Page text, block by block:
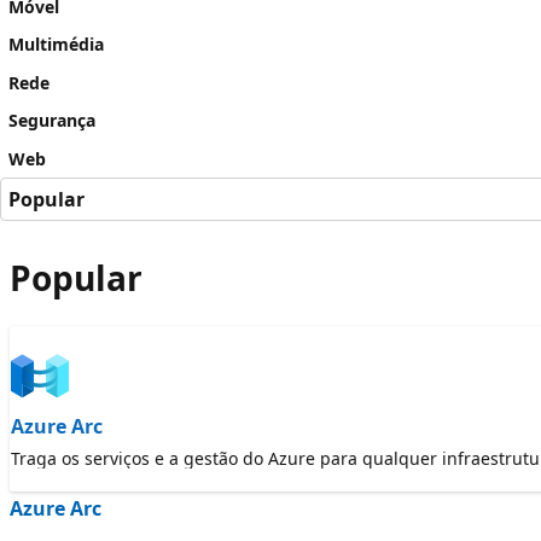
Móvel
Multimédia
Rede
Segurança
Web
Popular
Popular
Azure Arc
Traga os serviços e a gestão do Azure para qualquer
Azure Arc